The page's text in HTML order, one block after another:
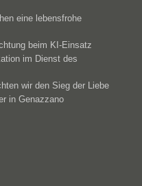
eine lebensfrohe
beim KI-Einsatz
im Dienst des
wir den Sieg der Liebe
in Genazzano